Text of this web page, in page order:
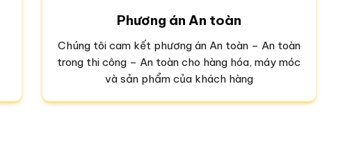
Phương án An toàn
Chúng tôi cam kết phương án An toàn – An toàn
trong thi công – An toàn cho hàng hóa, máy móc
và sản phẩm của khách hàng